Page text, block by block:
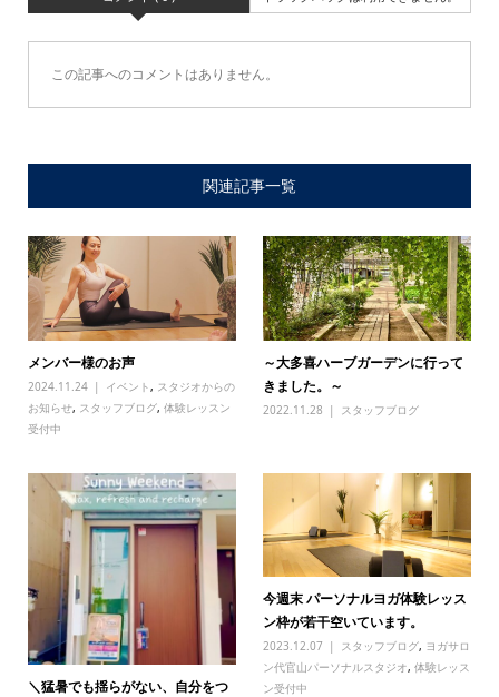
この記事へのコメントはありません。
関連記事一覧
メンバー様のお声
2024.11.24 イベント, スタジオからの
お知らせ, スタッフブログ, 体験レッスン
受付中
～大多喜ハーブガーデンに行って
きました。～
2022.11.28 スタッフブログ
＼猛暑でも揺らがない、自分をつ
今週末 パーソナルヨガ体験レッス
ン枠が若干空いています。
2023.12.07 スタッフブログ, ヨガサロ
ン代官山パーソナルスタジオ,体験レッス
ン受付中